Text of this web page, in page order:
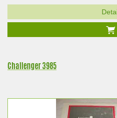
Challenger 3985